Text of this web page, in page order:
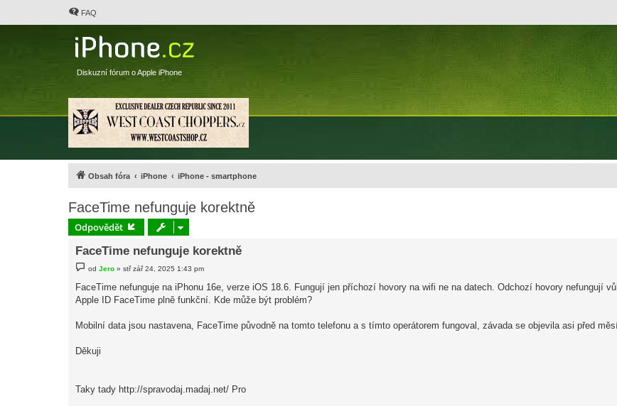
FAQ
Diskuzní fórum o Apple iPhone
Obsah fóra iPhone iPhone - smartphone
FaceTime nefunguje korektně
Odpovědět
FaceTime nefunguje korektně
s
p
ě
e
odJero »stř zář 24, 2025 1:43 pm
FaceTime nefunguje na iPhonu 16e, verze iOS 18.6. Fungují jen příchozí hovory na wifi ne na datech. Odchozí hovory nefungují
Apple ID FaceTime plně funkční. Kde může být problém?
Mobilní data jsou nastavena, FaceTime původně na tomto telefonu a s tímto operátorem fungoval, závada se objevila asi před
Děkuji
Taky tady http://spravodaj.madaj.net/ Pro